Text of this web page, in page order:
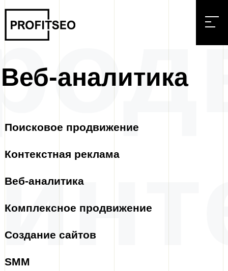
Веб-аналитика
Поисковое продвижение
Контекстная реклама
Веб-аналитика
Комплексное продвижение
Создание сайтов
SMM